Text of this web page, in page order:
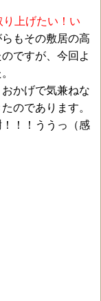
り上げたい！い
もその敷居の高
ですが、今回よ
かげで気兼ねな
のであります。
！！ううっ（感